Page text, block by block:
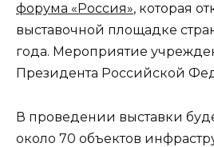
форума «Россия», которая
выставочной площадке
года. Мероприятие
Президента Российской
В проведении выставки
около 70 объектов